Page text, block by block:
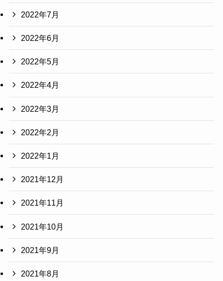
2022年7月
2022年6月
2022年5月
2022年4月
2022年3月
2022年2月
2022年1月
2021年12月
2021年11月
2021年10月
2021年9月
2021年8月